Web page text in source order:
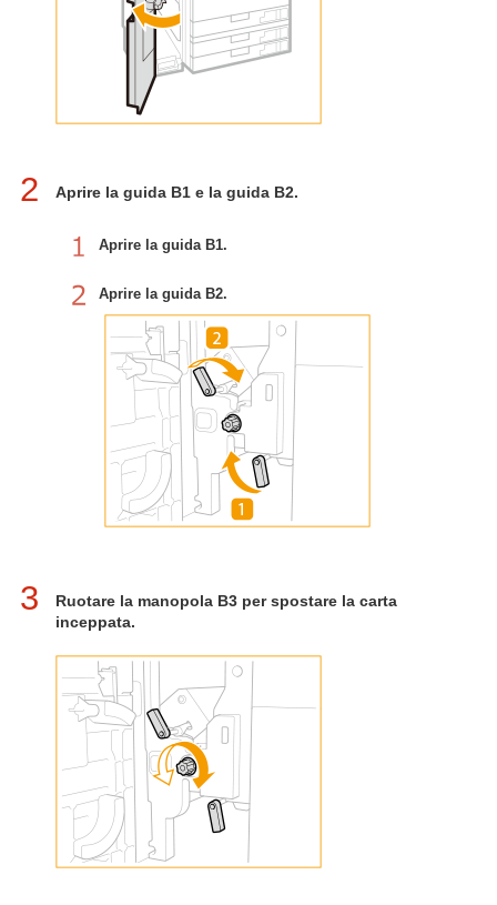
2 Aprire la guida B1 e la guida B2.
Aprire la guida B1.
Aprire la guida B2.
3
Ruotare la manopola B3 per spostare la carta
inceppata.